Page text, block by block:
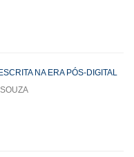
NA ERA PÓS-DIGITAL